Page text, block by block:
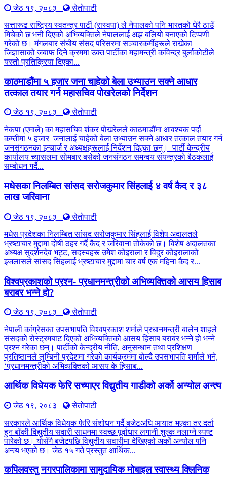
जेठ १९, २०८३
सेतोपाटी
सत्तारूढ राष्ट्रिय स्वतन्त्र पार्टी (रास्वपा) ले नेपालको पनि भारतको धेरै ठाउँ
मिचेको छ भनी दिएको अभिव्यक्तिले नेपाललाई अझ बलियो बनाएको टिप्पणी
गरेको छ। मंगलबार संघीय संसद परिसरमा सञ्चारकर्मीहरूले राखेका
जिज्ञासाको जबाफ दिने क्रममा उक्त पार्टीका महामन्त्री कविन्द्र बुर्लाकोटीले
यस्तो प्रतिक्रिया दिएका...
काठमाडौंमा ५ हजार जना चाहेको बेला उभ्याउन सक्ने आधार
तत्काल तयार गर्न महासचिव पोखरेलको निर्देशन
जेठ १९, २०८३
सेतोपाटी
नेकपा (एमाले) का महासचिव शंकर पोखरेलले काठमाडौंमा आवश्यक पर्दा
कम्तीमा ५ हजार जनालाई चाहेको बेला उभ्याउन सक्ने आधार तत्काल तयार गर्न
जनसंगठनका इन्चार्ज र अध्यक्षहरूलाई निर्देशन दिएका छन्। पार्टी केन्द्रीय
कार्यालय च्यासलमा सोमबार बसेको जनसंगठन समन्वय संयन्त्रको बैठकलाई
सम्बोधन गर्दै...
मधेसका निलम्बित सांसद सरोजकुमार सिंहलाई ४ वर्ष कैद र ३८
लाख जरिवाना
जेठ १९, २०८३
सेतोपाटी
मधेस प्रदेशका निलम्बित सांसद सरोजकुमार सिंहलाई विशेष अदालतले
भ्रष्टाचार मुद्दामा दोषी ठहर गर्दै कैद र जरिवाना तोकेको छ। विशेष अदालतका
अध्यक्ष सुदर्शनदेव भट्ट, सदस्यहरू उमेश कोइराला र विदुर कोइरालाको
इजलासले सांसद सिंहलाई भ्रष्टाचार मुद्दामा चार वर्ष एक महिना कैद र...
विश्वप्रकाशको प्रश्न- प्रधानमन्त्रीको अभिव्यक्तिको आसय हिसाब
बराबर भन्ने हो?
जेठ १९, २०८३
सेतोपाटी
नेपाली कांग्रेसका उपसभापति विश्वप्रकाश शर्माले प्रधानमन्त्री बालेन शाहले
संसदको रोस्ट्रमबाट दिएको अभिव्यक्तिको आसय हिसाब बराबर भन्ने हो भन्ने
प्रश्न गरेका छन्। पार्टीको केन्द्रीय नीति, अनुसन्धान तथा प्रशिक्षण
प्रतिष्ठानले लुम्बिनी प्रदेशमा गरेको कार्यक्रममा बोल्दै उपसभापति शर्माले भने,
‘प्रधानमन्त्रीको अभिव्यक्तिको आसय के हिसाब...
आर्थिक विधेयक फेरि सच्याएर विद्युतीय गाडीको अर्को अन्योल अन्त्य
जेठ १९, २०८३
सेतोपाटी
सरकारले आर्थिक विधेयक फेरि संशोधन गर्दै बजेटअघि आयात भएका तर दर्ता
हुन बाँकी विद्युतीय सवारी साधनमा स्वच्छ पूर्वाधार लगानी शुल्क नलाग्ने स्पष्ट
पारेको छ। योसँगै बजेटपछि विद्युतीय सवारीमा देखिएको अर्को अन्योल पनि
अन्त्य भएको छ। जेठ १५ गते प्रस्तुत आर्थिक...
कपिलवस्तु नगरपालिकामा सामुदायिक मोबाइल स्वास्थ्य क्लिनिक